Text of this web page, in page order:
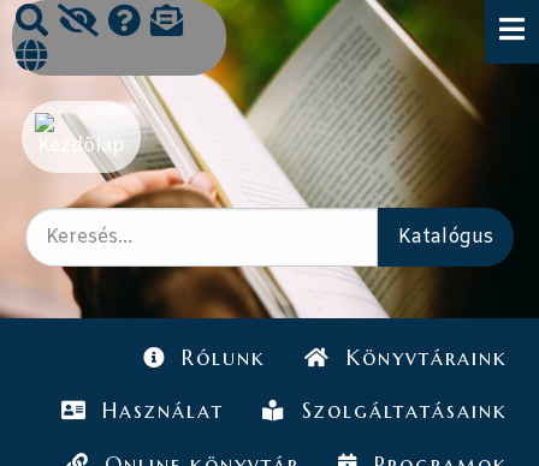
Rólunk Könyvtáraink
Használat Szolgáltatásaink